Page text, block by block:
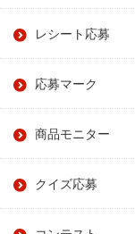
レシート応募
応募マーク
商品モニター
クイズ応募